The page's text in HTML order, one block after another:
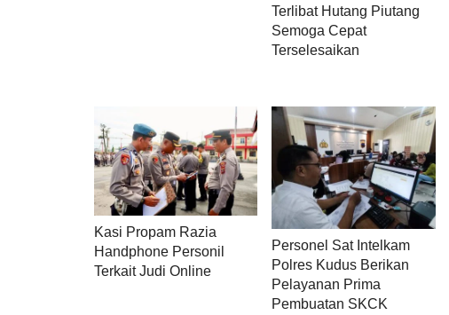
Terlibat Hutang Piutang
Semoga Cepat
Terselesaikan
Kasi Propam Razia
Handphone Personil
Terkait Judi Online
Personel Sat Intelkam
Polres Kudus Berikan
Pelayanan Prima
Pembuatan SKCK